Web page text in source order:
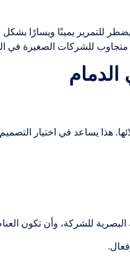
للتمرير يمينًا ويسارًا
للشركات الصغيرة في
هذا يساعد في اختيار
للشركة، وأن تكون